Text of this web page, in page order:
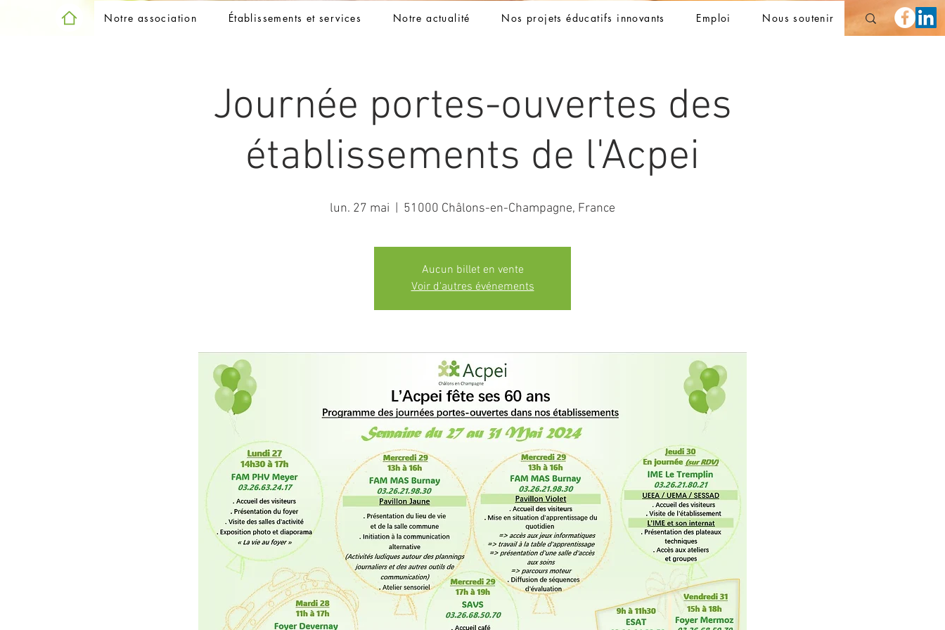
Notre association Établissements et services Notre actualité Nos projets éducatifs innovants Emploi Nous soutenir
Journée portes-ouvertes des
établissements de l'Acpei
lun. 27 mai 51000 Châlons-en-Champagne, France
Aucun billet en vente
Voir d'autres événements